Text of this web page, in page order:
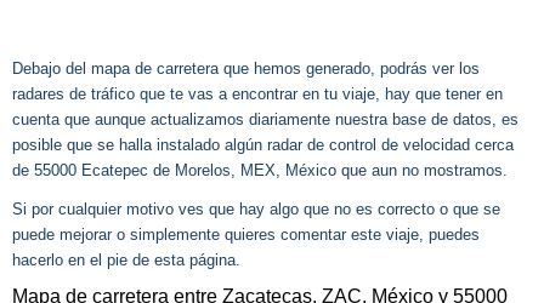
Debajo del mapa de carretera que hemos generado, podrás ver los
radares de tráfico que te vas a encontrar en tu viaje, hay que tener en
cuenta que aunque actualizamos diariamente nuestra base de datos, es
posible que se halla instalado algún radar de control de velocidad cerca
de 55000 Ecatepec de Morelos, MEX, México que aun no mostramos.
Si por cualquier motivo ves que hay algo que no es correcto o que se
puede mejorar o simplemente quieres comentar este viaje, puedes
hacerlo en el pie de esta página.
Mapa de carretera entre Zacatecas, ZAC, México y 55000